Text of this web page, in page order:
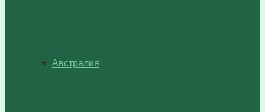
Австралия